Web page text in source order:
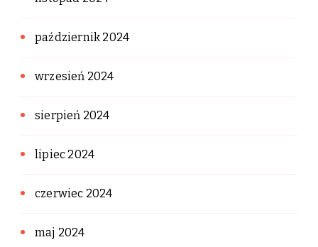
październik 2024
wrzesień 2024
sierpień 2024
lipiec 2024
czerwiec 2024
maj 2024